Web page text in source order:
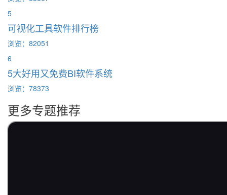
5
可视化工具软件排行榜
浏览：82051
6
5大好用又免费BI软件系统
浏览：78373
更多专题推荐